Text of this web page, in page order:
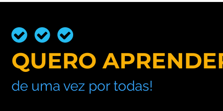
QUERO
de uma vez por todas!